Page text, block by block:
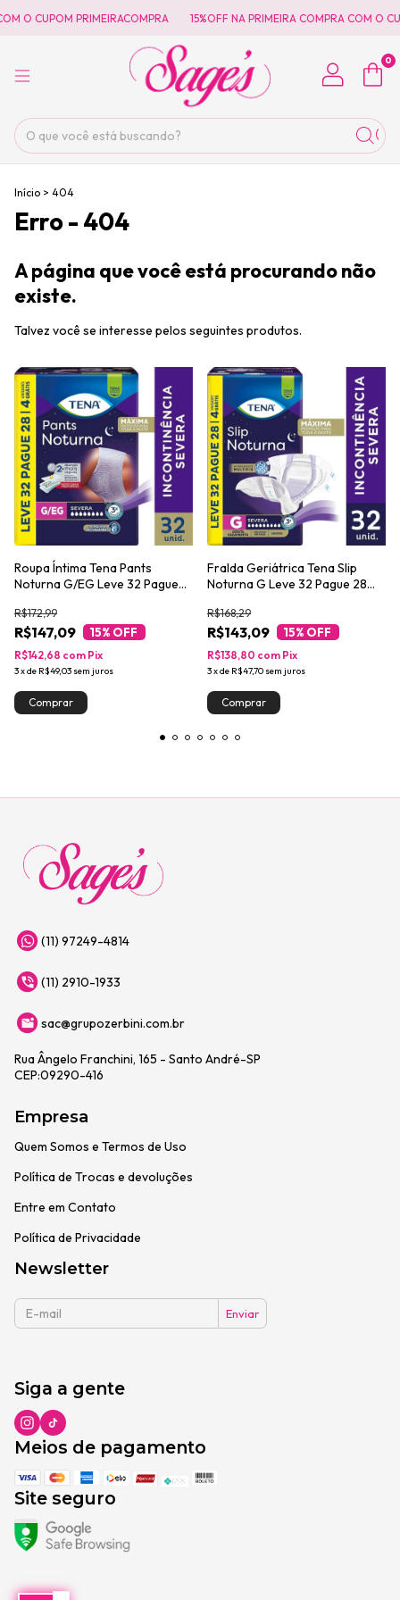
O CUPOM PRIMEIRACOMPRA 15%OFF NA PRIMEIRA COMPRA COM O
0
Início > 404
Erro - 404
A página que você está procurando não
existe.
Talvez você se interesse pelos seguintes produtos.
Roupa Íntima Tena Pants
Noturna G/EG Leve 32 Pague
R$147,09
R$172,99
15% OFF
3xde R$49,03 sem juros
R$142,68 com Pix
Fralda Geriátrica Tena Slip
Noturna G Leve 32 Pague 28
R$143,09
R$168,29
15% OFF
3xde R$47,70 sem juros
R$138,80 com Pix
(11) 97249-4814
(11) 2910-1933
sac@grupozerbini.com.br
Rua Ângelo Franchini, 165 - Santo André-SP
CEP:09290-416
Empresa
Quem Somos e Termos de Uso
Política de Trocas e devoluções
Entre em Contato
Política de Privacidade
Newsletter
Siga a gente
Meios de pagamento
Site seguro